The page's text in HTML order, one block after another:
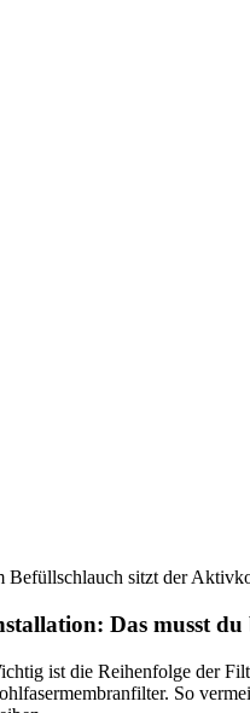
Befüllschlauch sitzt der
Das musst du
ist die Reihenfolge der
So